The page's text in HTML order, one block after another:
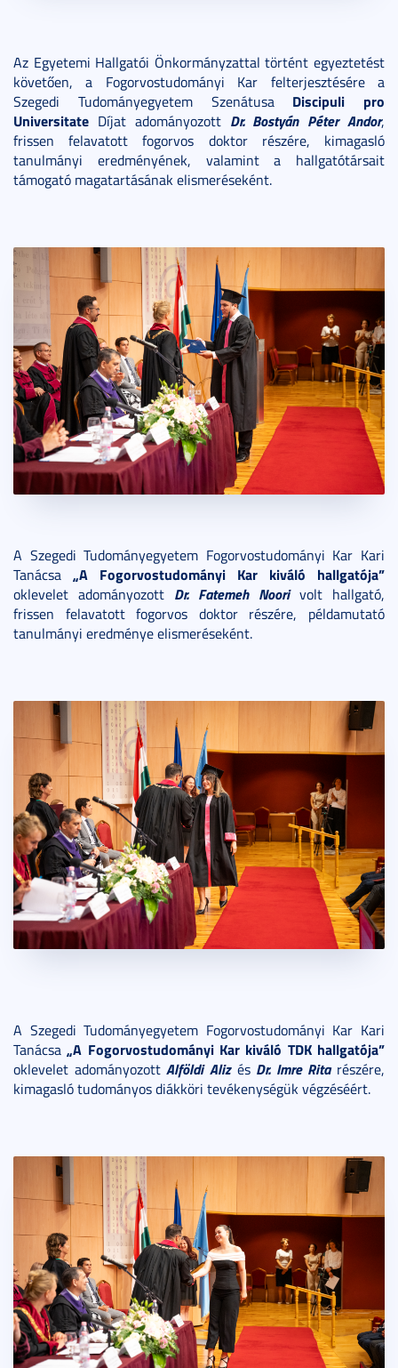
Az Egyetemi Hallgatói Önkormányzattal történt egyeztetést
követően, a Fogorvostudományi Kar felterjesztésére a
Szegedi Tudományegyetem Szenátusa Discipuli pro
Universitate Díjat adományozott Dr. Bostyán Péter Andor,
frissen felavatott fogorvos doktor részére, kimagasló
tanulmányi eredményének, valamint a hallgatótársait
támogató magatartásának elismeréseként.
A Szegedi Tudományegyetem Fogorvostudományi Kar Kari
Tanácsa „A Fogorvostudományi Kar kiváló hallgatója”
oklevelet adományozott Dr. Fatemeh Noorivolt hallgató,
frissen felavatott fogorvos doktor részére, példamutató
tanulmányi eredménye elismeréseként.
A Szegedi Tudományegyetem Fogorvostudományi Kar Kari
Tanácsa„A Fogorvostudományi Kar kiváló TDK hallgatója”
oklevelet adományozottAlföldi Alizés Dr. Imre Ritarészére,
kimagasló tudományos diákköri tevékenységük végzéséért.